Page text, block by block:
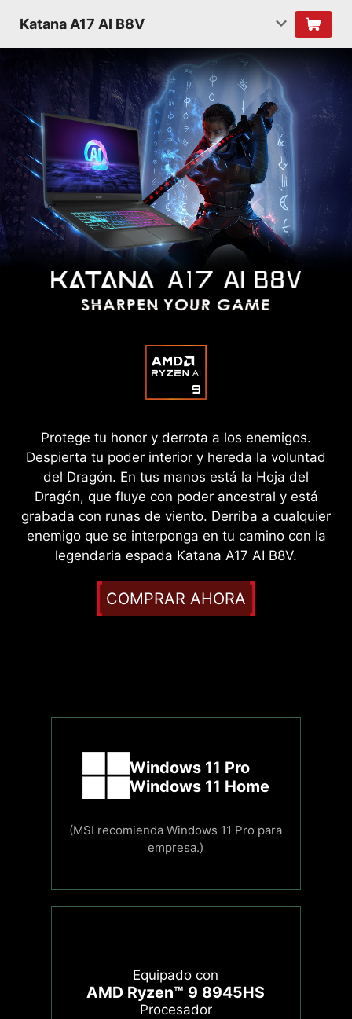
Katana A17 AI B8V
Protege tu honor y derrota a los enemigos.
Despierta tu poder interior y hereda la voluntad
del Dragón. En tus manos está la Hoja del
Dragón, que fluye con poder ancestral y está
grabada con runas de viento. Derriba a cualquier
enemigo que se interponga en tu camino con la
legendaria espada Katana A17 AI B8V.
COMPRAR AHORA
Windows 11 Pro
Windows 11 Home
(MSI recomienda Windows 11 Pro para
empresa.)
Equipado con
AMD Ryzen™ 9 8945HS
Procesador